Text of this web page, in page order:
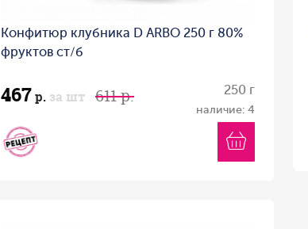
Конфитюр клубника D ARBO 250 г 80%
фруктов ст/б
467р. за шт 611 р. 250 г
наличие: 4